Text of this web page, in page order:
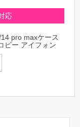
応
pro maxケース
ピー アイフォン
新品